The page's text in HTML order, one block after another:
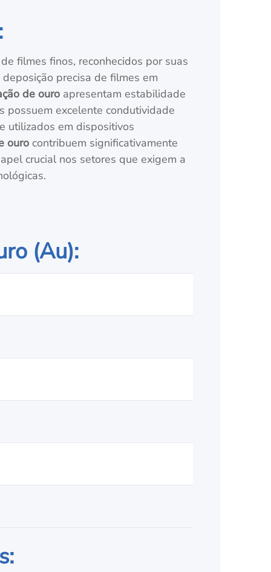
filmes finos, reconhecidos por suas
precisa de filmes em
de ouro apresentam estabilidade
possuem excelente condutividade
utilizados em dispositivos
ouro contribuem significativamente
crucial nos setores que exigem a
(Au):